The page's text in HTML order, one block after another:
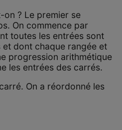
? Le premier se
On commence par
toutes les entrées sont
dont chaque rangée et
progression arithmétique
les entrées des carrés.
On a réordonné les